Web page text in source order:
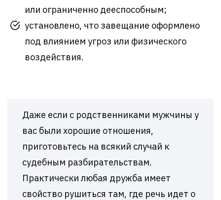
или ограниченно дееспособным;
установлено, что завещание оформлено
под влиянием угроз или физического
воздействия.
Даже если с родственниками мужчины у
вас были хорошие отношения,
приготовьтесь на всякий случай к
судебным разбирательствам.
Практически любая дружба имеет
свойство рушиться там, где речь идет о